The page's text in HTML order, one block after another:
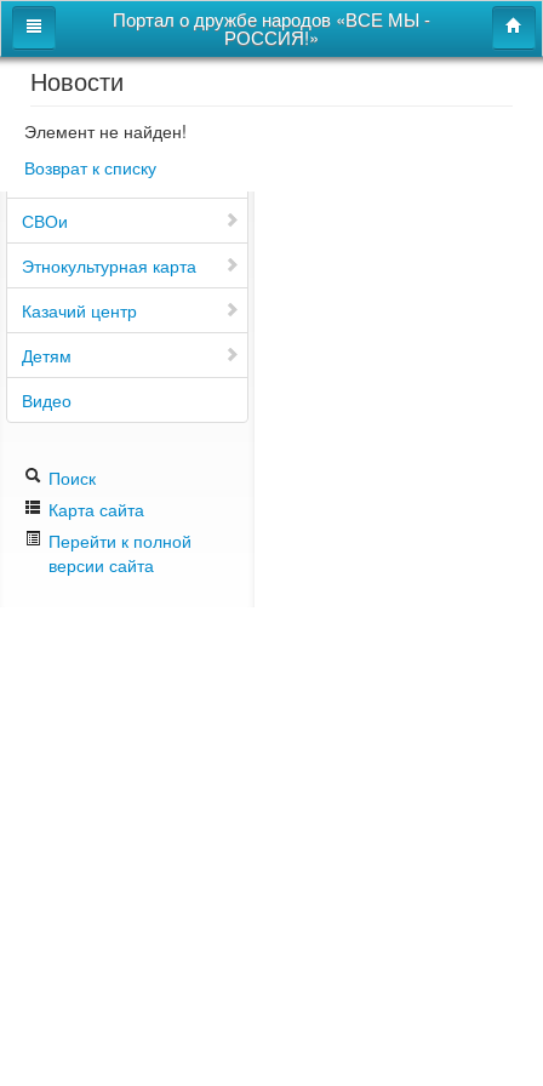
Портал о дружбе народов «ВСЕ МЫ -
РОССИЯ!»
Главная
Дом дружбы народов
Новости
СВОи
Этнокультурная карта
Казачий центр
Детям
Видео
Поиск
Карта сайта
Перейти к полной
версии сайта
Новости
Элемент не найден!
Возврат к списку